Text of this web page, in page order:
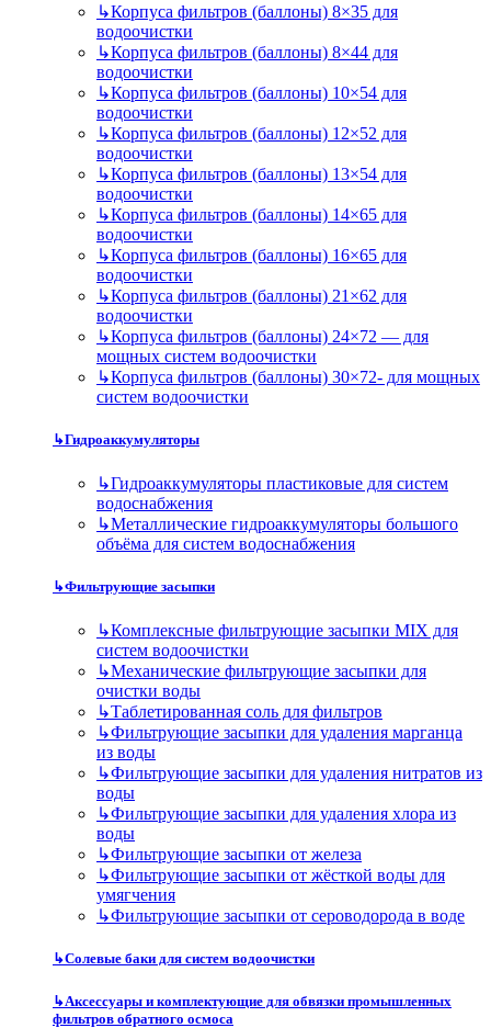
↳Корпуса фильтров (баллоны) 8×35 для
водоочистки
↳Корпуса фильтров (баллоны) 8×44 для
водоочистки
↳Корпуса фильтров (баллоны) 10×54 для
водоочистки
↳Корпуса фильтров (баллоны) 12×52 для
водоочистки
↳Корпуса фильтров (баллоны) 13×54 для
водоочистки
↳Корпуса фильтров (баллоны) 14×65 для
водоочистки
↳Корпуса фильтров (баллоны) 16×65 для
водоочистки
↳Корпуса фильтров (баллоны) 21×62 для
водоочистки
↳Корпуса фильтров (баллоны) 24×72 — для
мощных систем водоочистки
↳Корпуса фильтров (баллоны) 30×72- для мощных
систем водоочистки
↳Гидроаккумуляторы
↳Гидроаккумуляторы пластиковые для систем
водоснабжения
↳Металлические гидроаккумуляторы большого
объёма для систем водоснабжения
↳Фильтрующие засыпки
↳Комплексные фильтрующие засыпки MIX для
систем водоочистки
↳Механические фильтрующие засыпки для
очистки воды
↳Таблетированная соль для фильтров
↳Фильтрующие засыпки для удаления марганца
из воды
↳Фильтрующие засыпки для удаления нитратов из
воды
↳Фильтрующие засыпки для удаления хлора из
воды
↳Фильтрующие засыпки от железа
↳Фильтрующие засыпки от жёсткой воды для
умягчения
↳Фильтрующие засыпки от сероводорода в воде
↳Солевые баки для систем водоочистки
↳Аксессуары и комплектующие для обвязки промышленных
фильтров обратного осмоса